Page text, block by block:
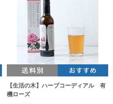
【生活の木】ハーブコーディアル 有
機ローズ